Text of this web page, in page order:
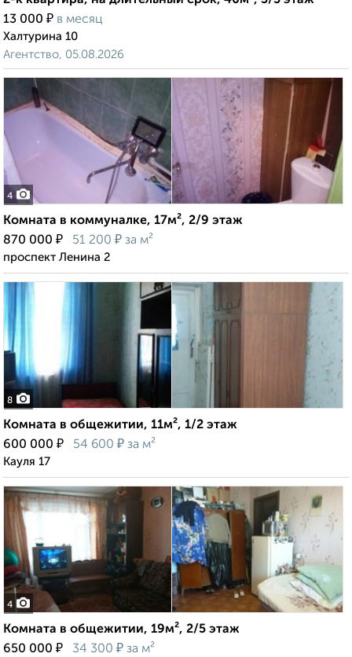
13 000 ₽ в месяц
Халтурина 10
Агентство, 05.08.2026
4
Комната в коммуналке, 17м², 2/9 этаж
870 000 ₽ 51 200 ₽ за м²
проспект Ленина 2
8
Комната в общежитии, 11м², 1/2 этаж
600 000 ₽ 54 600 ₽ за м²
Кауля 17
4
Комната в общежитии, 19м², 2/5 этаж
650 000 ₽ 34 300 ₽ за м²